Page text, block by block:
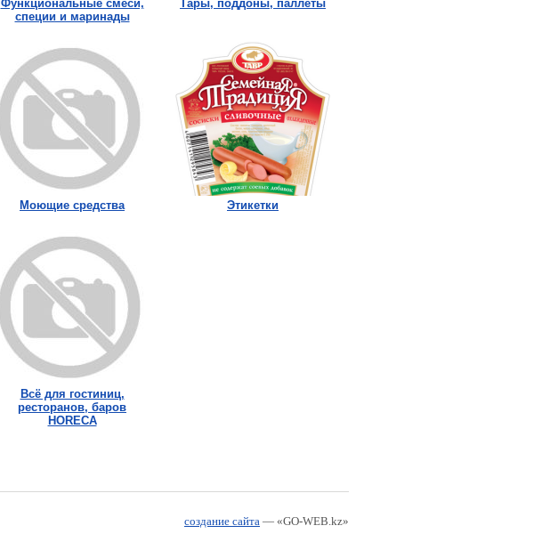
Функциональные смеси,
специи и маринады
Тары, поддоны, паллеты
Моющие средства Этикетки
Всё для гостиниц,
ресторанов, баров
HORECA
создание сайта — «GO-WEB.kz»